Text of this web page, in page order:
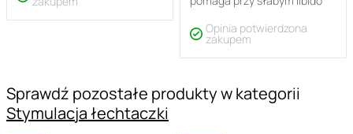
Opinia potwierdzona
zakupem
Sprawdź pozostałe produkty w kategorii
Stymulacja łechtaczki